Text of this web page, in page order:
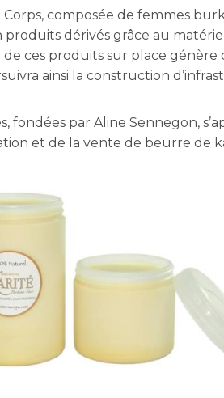
composée de femmes
dérivés grâce au
ces produits sur place génère
ainsi la construction
fondées par Aline Sennegon,
et de la vente de beurre de